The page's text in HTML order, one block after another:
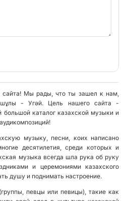
сайта! Мы рады, что ты зашел к нам,
- Угәй. Цель нашего сайта -
большой каталог казахской музыки и
музыку, песни, коих написано
десятилетия, среди которых и
музыка всегда шла рука об руку
и церемониями казахского
душу и поднимать настроение.
певцы или певицы), такие как